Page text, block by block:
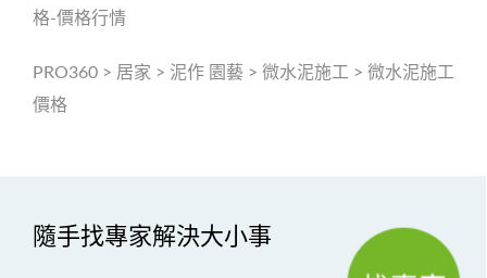
格-價格行情
PRO360 > 居家 > 泥作 園藝 > 微水泥施工 > 微水泥施工
價格
隨手找專家解決大小事